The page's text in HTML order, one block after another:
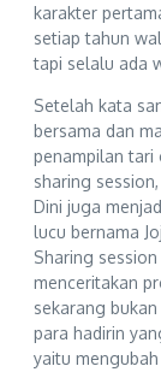
karakter
setiap tahun
tapi selalu ada
Setelah kata
bersama dan
penampilan tari
sharing
Dini juga
lucu bernama
Sharing
menceritakan
sekarang
para hadirin
yaitu